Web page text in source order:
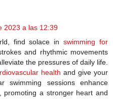
2023 a las 12:39
find solace inswimming for
and rhythmic movements
the pressures of daily life.
health and give your
swimming sessions enhance
promoting a stronger heart and